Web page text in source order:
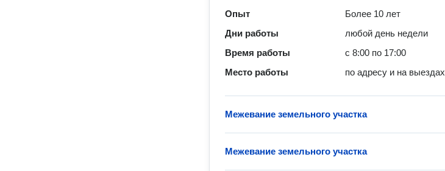
Опыт
Более 10 лет
Дни работы
любой день недели
Время работы
с 8:00 по 17:00
Место работы
по адресу и на выездах
Межевание земельного участка
Межевание земельного участка